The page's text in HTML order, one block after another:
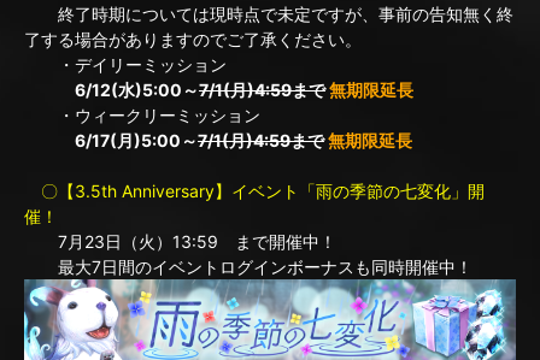
終了時期については現時点で未定ですが、事前の告知無く終
了する場合がありますのでご了承ください。
・デイリーミッション
6/12(水)5:00～7/1(月)4:59まで無期限延長
・ウィークリーミッション
6/17(月)5:00～7/1(月)4:59まで無期限延長
〇【3.5th Anniversary】イベント「雨の季節の七変化」開
催！
7月23日（火）13:59 まで開催中！
最大7日間のイベントログインボーナスも同時開催中！